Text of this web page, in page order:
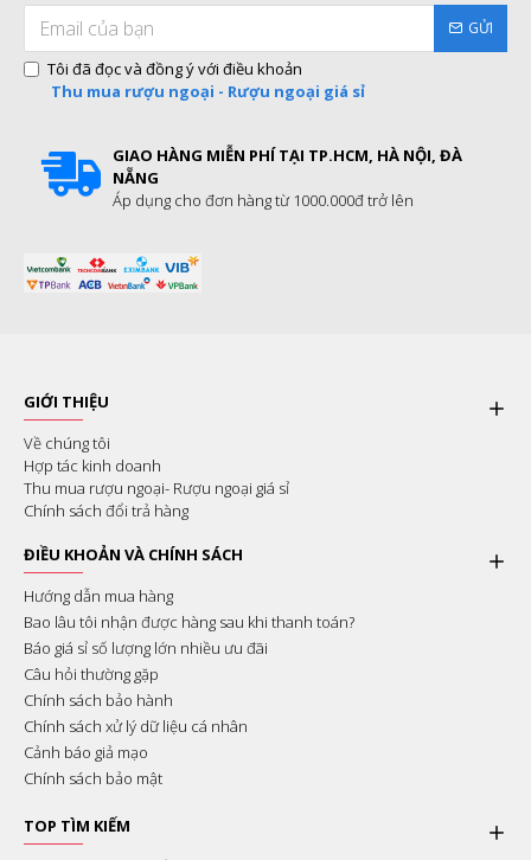
GỬI
Tôi đã đọc và đồng ý với điều khoản
Thu mua rượu ngoại - Rượu ngoại giá sỉ
GIAO HÀNG MIỄN PHÍ TẠI TP.HCM, HÀ NỘI, ĐÀ
NẴNG
Áp dụng cho đơn hàng từ 1000.000đ trở lên
GIỚI THIỆU
Về chúng tôi
Hợp tác kinh doanh
Thu mua rượu ngoại- Rượu ngoại giá sỉ
Chính sách đổi trả hàng
ĐIỀU KHOẢN VÀ CHÍNH SÁCH
Hướng dẫn mua hàng
Bao lâu tôi nhận được hàng sau khi thanh toán?
Báo giá sỉ số lượng lớn nhiều ưu đãi
Câu hỏi thường gặp
Chính sách bảo hành
Chính sách xử lý dữ liệu cá nhân
Cảnh báo giả mạo
Chính sách bảo mật
TOP TÌM KIẾM